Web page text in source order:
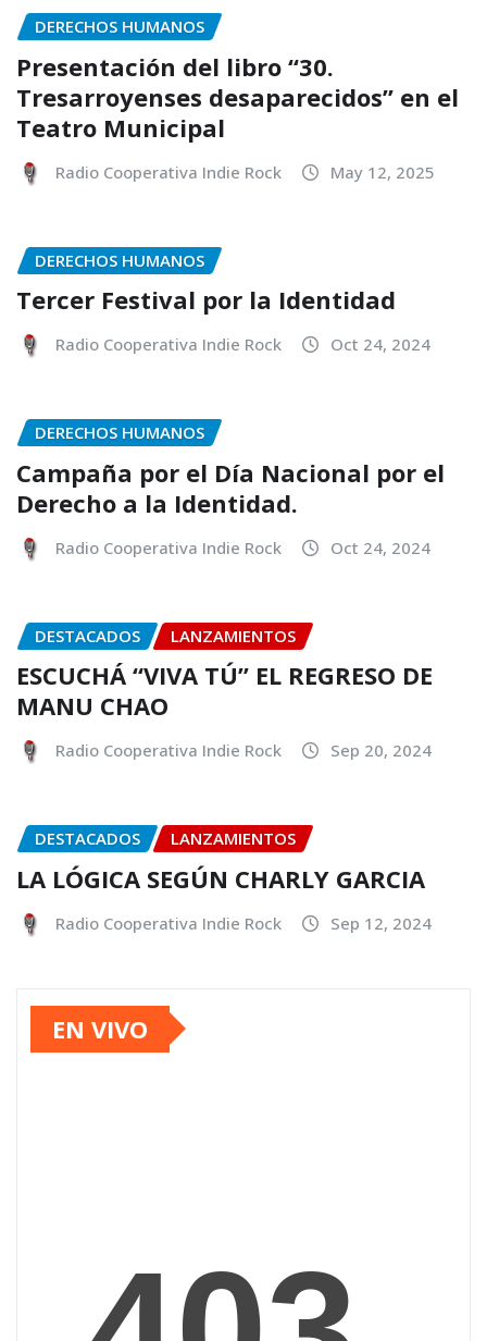
DERECHOS HUMANOS
Presentación del libro “30.
Tresarroyenses desaparecidos” en el
Teatro Municipal
Radio Cooperativa Indie Rock May 12, 2025
DERECHOS HUMANOS
Tercer Festival por la Identidad
Radio Cooperativa Indie Rock Oct 24, 2024
DERECHOS HUMANOS
Campaña por el Día Nacional por el
Derecho a la Identidad.
Radio Cooperativa Indie Rock Oct 24, 2024
DESTACADOS LANZAMIENTOS
ESCUCHÁ “VIVA TÚ” EL REGRESO DE
MANU CHAO
Radio Cooperativa Indie Rock Sep 20, 2024
DESTACADOS LANZAMIENTOS
LA LÓGICA SEGÚN CHARLY GARCIA
Radio Cooperativa Indie Rock Sep 12, 2024
EN VIVO